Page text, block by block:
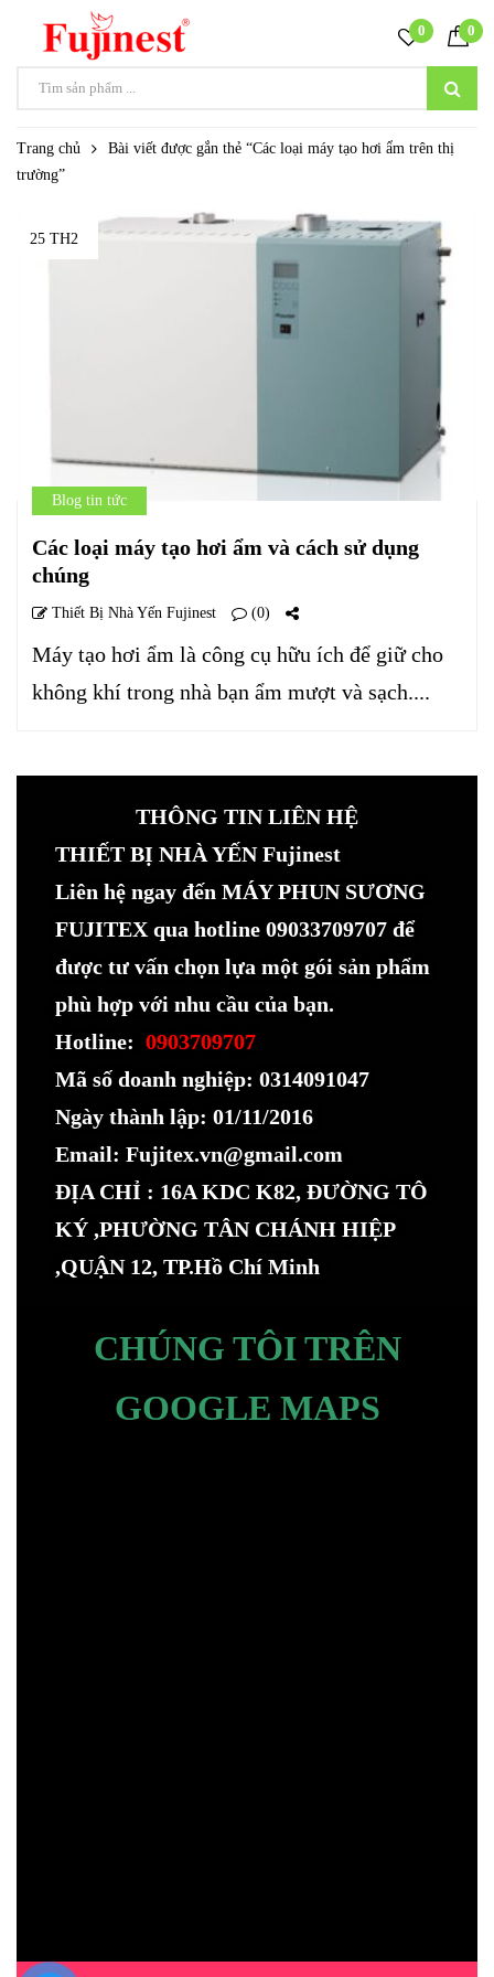
0 0
Trang chủ
Bài viết được gắn thẻ “Các loại máy tạo hơi ẩm trên thị
trường”
25 TH2
Blog tin tức
Các loại máy tạo hơi ẩm và cách sử dụng
chúng
Thiết Bị Nhà Yến Fujinest (0)
Máy tạo hơi ẩm là công cụ hữu ích để giữ cho
không khí trong nhà bạn ẩm mượt và sạch....
THÔNG TIN LIÊN HỆ
THIẾT BỊ NHÀ YẾN Fujinest
Liên hệ ngay đến MÁY PHUN SƯƠNG
FUJITEX qua hotline 09033709707 để
được tư vấn chọn lựa một gói sản phẩm
phù hợp với nhu cầu của bạn.
Hotline: 0903709707
Mã số doanh nghiệp: 0314091047
Ngày thành lập: 01/11/2016
Email: Fujitex.vn@gmail.com
ĐỊA CHỈ : 16A KDC K82, ĐƯỜNG TÔ
KÝ ,PHƯỜNG TÂN CHÁNH HIỆP
,QUẬN 12, TP.Hồ Chí Minh
CHÚNG TÔI TRÊN
GOOGLE MAPS